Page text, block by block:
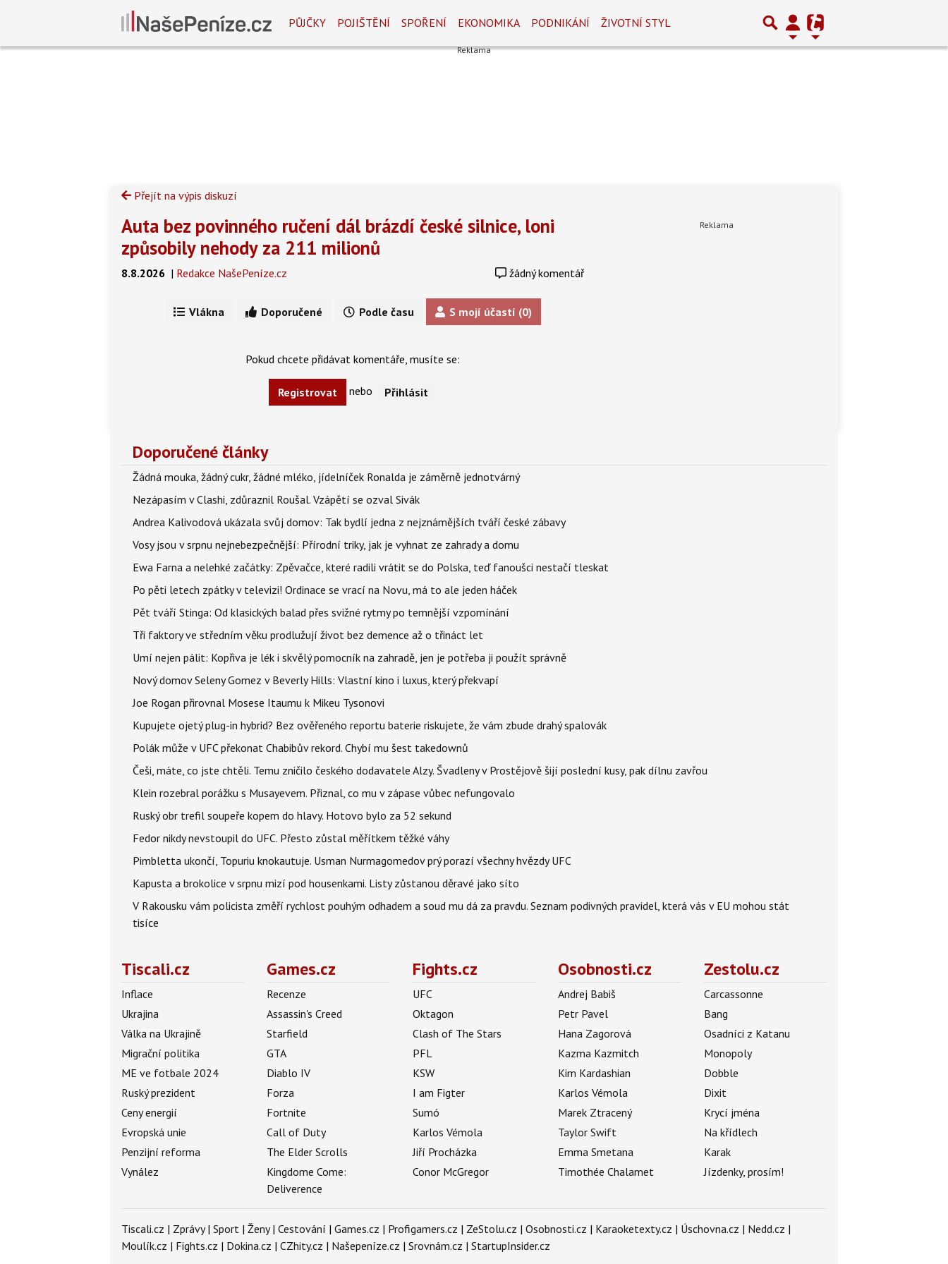
PŮJČKY POJIŠTĚNÍ SPOŘENÍ EKONOMIKA PODNIKÁNÍ ŽIVOTNÍ STYL
Přejít na výpis diskuzí
Auta bez povinného ručení dál brázdí české silnice, loni
způsobily nehody za 211 milionů
8.8.2026 | Redakce NašePeníze.cz žádný komentář
Vlákna Doporučené Podle času S mojí účastí (0)
Pokud chcete přidávat komentáře, musíte se:
Registrovat nebo Přihlásit
Doporučené články
Žádná mouka, žádný cukr, žádné mléko, jídelníček Ronalda je záměrně jednotvárný
Nezápasím v Clashi, zdůraznil Roušal. Vzápětí se ozval Sivák
Andrea Kalivodová ukázala svůj domov: Tak bydlí jedna z nejznámějších tváří české zábavy
Vosy jsou v srpnu nejnebezpečnější: Přírodní triky, jak je vyhnat ze zahrady a domu
Ewa Farna a nelehké začátky: Zpěvačce, které radili vrátit se do Polska, teď fanoušci nestačí tleskat
Po pěti letech zpátky v televizi! Ordinace se vrací na Novu, má to ale jeden háček
Pět tváří Stinga: Od klasických balad přes svižné rytmy po temnější vzpomínání
Tři faktory ve středním věku prodlužují život bez demence až o třináct let
Umí nejen pálit: Kopřiva je lék i skvělý pomocník na zahradě, jen je potřeba ji použít správně
Nový domov Seleny Gomez v Beverly Hills: Vlastní kino i luxus, který překvapí
Joe Rogan přirovnal Mosese Itaumu k Mikeu Tysonovi
Kupujete ojetý plug-in hybrid? Bez ověřeného reportu baterie riskujete, že vám zbude drahý spalovák
Polák může v UFC překonat Chabibův rekord. Chybí mu šest takedownů
Češi, máte, co jste chtěli. Temu zničilo českého dodavatele Alzy. Švadleny v Prostějově šijí poslední kusy, pak dílnu zavřou
Klein rozebral porážku s Musayevem. Přiznal, co mu v zápase vůbec nefungovalo
Ruský obr trefil soupeře kopem do hlavy. Hotovo bylo za 52 sekund
Fedor nikdy nevstoupil do UFC. Přesto zůstal měřítkem těžké váhy
Pimbletta ukončí, Topuriu knokautuje. Usman Nurmagomedov prý porazí všechny hvězdy UFC
Kapusta a brokolice v srpnu mizí pod housenkami. Listy zůstanou děravé jako síto
V Rakousku vám policista změří rychlost pouhým odhadem a soud mu dá za pravdu. Seznam podivných pravidel, která vás v EU mohou stát
tisíce
Tiscali.cz
Inflace
Ukrajina
Válka na Ukrajině
Migrační politika
ME ve fotbale 2024
Ruský prezident
Ceny energií
Evropská unie
Penzijní reforma
Vynález
Games.cz
Recenze
Assassin's Creed
Starfield
GTA
Diablo IV
Forza
Fortnite
Call of Duty
The Elder Scrolls
Kingdome Come:
Deliverence
Fights.cz
UFC
Oktagon
Clash of The Stars
PFL
KSW
I am Figter
Sumó
Karlos Vémola
Jiří Procházka
Conor McGregor
Osobnosti.cz
Andrej Babiš
Petr Pavel
Hana Zagorová
Kazma Kazmitch
Kim Kardashian
Karlos Vémola
Marek Ztracený
Taylor Swift
Emma Smetana
Timothée Chalamet
Zestolu.cz
Carcassonne
Bang
Osadníci z Katanu
Monopoly
Dobble
Dixit
Krycí jména
Na křídlech
Karak
Jízdenky, prosím!
Tiscali.cz | Zprávy| Sport | Ženy| Cestování | Games.cz | Profigamers.cz | ZeStolu.cz | Osobnosti.cz | Karaoketexty.cz | Úschovna.cz | Nedd.cz |
Moulík.cz | Fights.cz | Dokina.cz | CZhity.cz | Našepeníze.cz | Srovnám.cz | StartupInsider.cz